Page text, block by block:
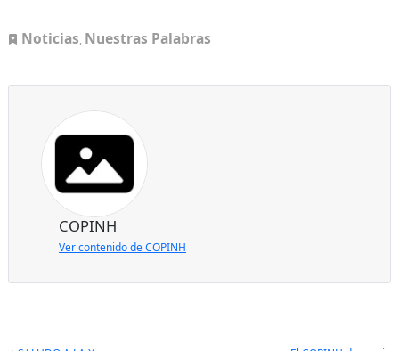
Noticias, Nuestras Palabras
COPINH
Ver contenido de COPINH